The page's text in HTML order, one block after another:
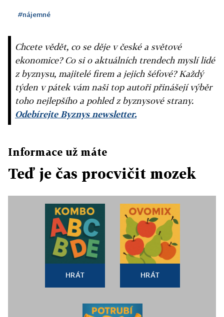
#nájemné
Chcete vědět, co se děje v české a světové
ekonomice? Co si o aktuálních trendech myslí lidé
z byznysu, majitelé firem a jejich šéfové? Každý
týden v pátek vám naši top autoři přinášejí výběr
toho nejlepšího a pohled z byznysové strany.
Odebírejte Byznys newsletter.
Informace už máte
Teď je čas procvičit mozek
HRÁT HRÁT